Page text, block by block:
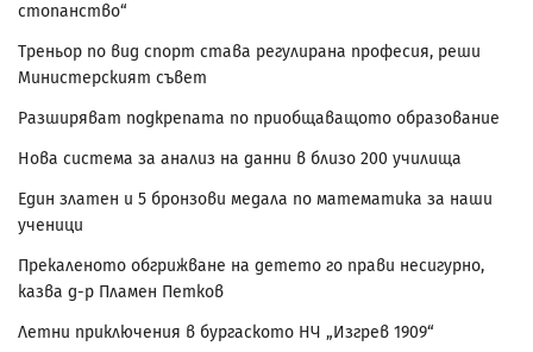
стопанство“
Треньор по вид спорт става регулирана професия, реши
Министерският съвет
Разширяват подкрепата по приобщаващото образование
Нова система за анализ на данни в близо 200 училища
Един златен и 5 бронзови медала по математика за наши
ученици
Прекаленото обгрижване на детето го прави несигурно,
казва д-р Пламен Петков
Летни приключения в бургаското НЧ „Изгрев 1909“